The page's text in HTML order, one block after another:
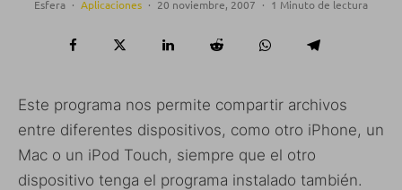
Esfera · Aplicaciones · 20 noviembre, 2007 · 1 Minuto de lectura
Este programa nos permite compartir archivos
entre diferentes dispositivos, como otro iPhone, un
Mac o un iPod Touch, siempre que el otro
dispositivo tenga el programa instalado también.